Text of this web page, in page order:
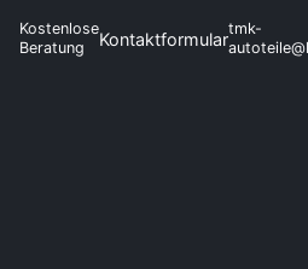
Kostenlose
Beratung
Kontaktformulartmk-